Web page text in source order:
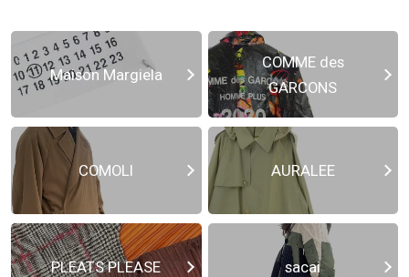
Maison Margiela
COMME des
GARCONS
COMOLI AURALEE
PLEATS PLEASE sacai